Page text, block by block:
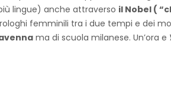
lingue) anche attraverso il Nobel (
femminili tra i due tempi e dei
ma di scuola milanese. Un’ora